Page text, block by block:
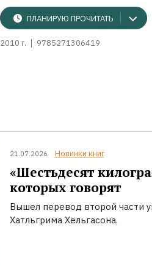
ПЛАНИРУЮ ПРОЧИТАТЬ
2010 г. 9785271306419
21.07.2026 Новинки книг
«Шестьдесят
которых говорят
Вышел перевод второй части
Хатльгрима Хельгасона.